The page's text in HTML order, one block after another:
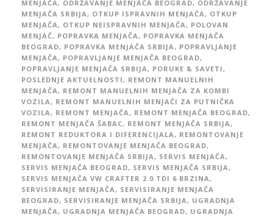
MENJAČA, ODRŽAVANJE MENJAČA BEOGRAD, ODRŽAVANJE
MENJAČA SRBIJA, OTKUP ISPRAVNIH MENJAČA, OTKUP
MENJAČA, OTKUP NEISPRAVNIH MENJAČA, POLOVAN
MENJAČ, POPRAVKA MENJAČA, POPRAVKA MENJAČA
BEOGRAD, POPRAVKA MENJAČA SRBIJA, POPRAVLJANJE
MENJAČA, POPRAVLJANJE MENJAČA BEOGRAD,
POPRAVLJANJE MENJAČA SRBIJA, PORUKE & SAVETI,
POSLEDNJE AKTUELNOSTI, REMONT MANUELNIH
MENJAČA, REMONT MANUELNIH MENJAČA ZA KOMBI
VOZILA, REMONT MANUELNIH MENJAČI ZA PUTNIČKA
VOZILA, REMONT MENJAČA, REMONT MENJAČA BEOGRAD,
REMONT MENJAČA ŠABAC, REMONT MENJAČA SRBIJA,
REMONT REDUKTORA I DIFERENCIJALA, REMONTOVANJE
MENJAČA, REMONTOVANJE MENJAČA BEOGRAD,
REMONTOVANJE MENJAČA SRBIJA, SERVIS MENJAČA,
SERVIS MENJAČA BEOGRAD, SERVIS MENJAČA SRBIJA,
SERVIS MENJAČA VW CRAFTER 2.0 TDI 6 BRZINA,
SERVISIRANJE MENJAČA, SERVISIRANJE MENJAČA
BEOGRAD, SERVISIRANJE MENJAČA SRBIJA, UGRADNJA
MENJAČA, UGRADNJA MENJAČA BEOGRAD, UGRADNJA